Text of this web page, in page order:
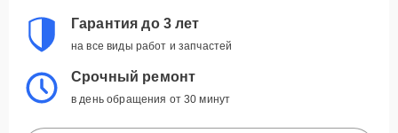
Гарантия до 3 лет
на все виды работ и запчастей
Срочный ремонт
в день обращения от 30 минут